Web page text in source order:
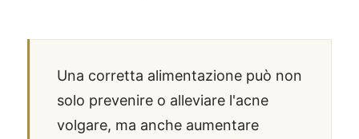
Una corretta alimentazione può non
solo prevenire o alleviare l'acne
volgare, ma anche aumentare